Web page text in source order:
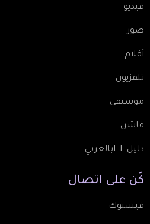
فيديو
صور
أفلام
تلفزيون
موسيقى
فاشن
دليل ETبالعربي
كُن على اتصال
فيسبوك